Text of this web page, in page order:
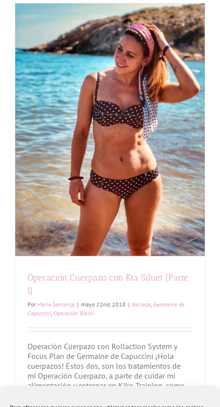
Operación Cuerpazo con Kta Siluet (Parte
I)
Por Maria Santonja | mayo 22nd, 2018 | Belleza Germaine de
Capuccini Operación Bikini
Operación Cuerpazo con Rollaction System y
Focus Plan de Germaine de Capuccini ¡Hola
cuerpazos! Estos dos, son los tratamientos de
mi Operación Cuerpazo, a parte de cuidar mi
alimentación y entrenar en Kiko Training, como
cuidar bastante durante todo el año, lo más